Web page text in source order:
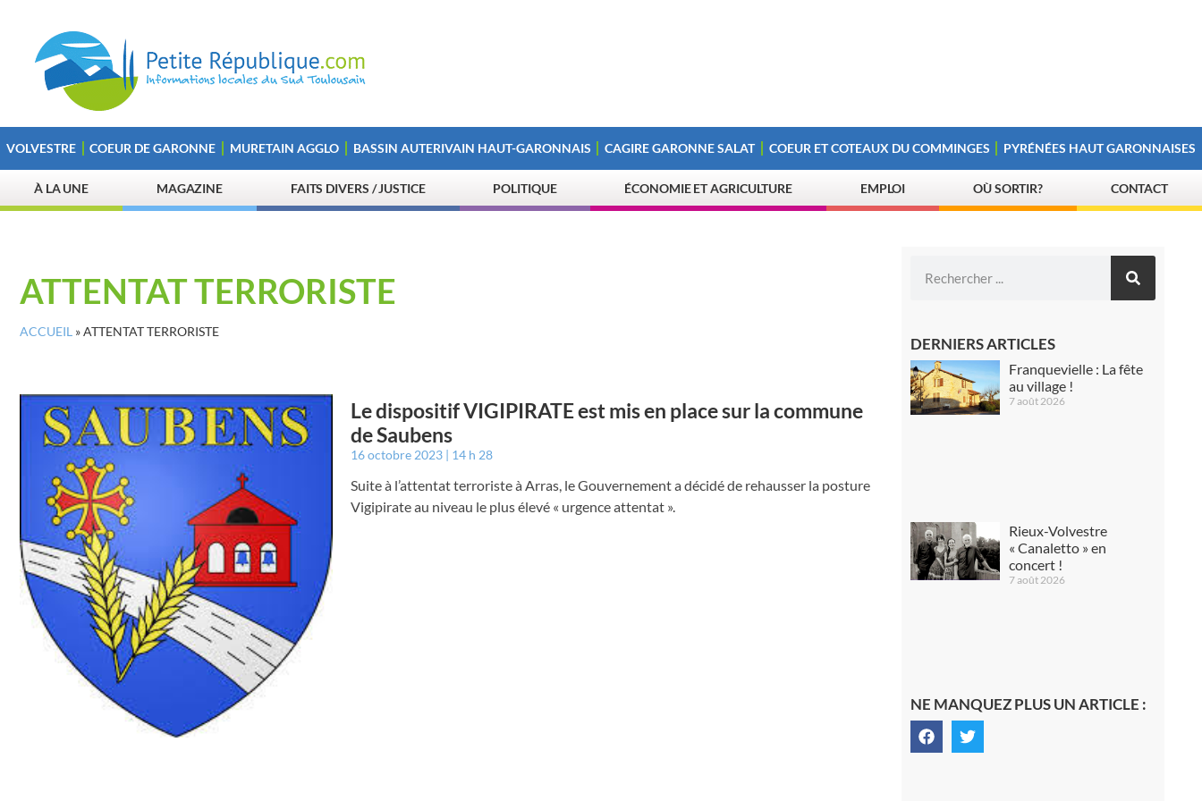
VOLVESTRE COEUR DE GARONNE MURETAIN AGGLO BASSIN AUTERIVAIN HAUT-GARONNAIS CAGIRE GARONNE SALAT COEUR ET COTEAUX DU COMMINGES PYRÉNÉES HAUT GARONNAISES
À LA UNE MAGAZINE FAITS DIVERS / JUSTICE POLITIQUE ÉCONOMIE ET AGRICULTURE EMPLOI OÙ SORTIR? CONTACT
ATTENTAT TERRORISTE
ACCUEIL »ATTENTAT TERRORISTE
Le dispositif VIGIPIRATE est mis en place sur la commune
de Saubens
16 octobre 2023 14 h 28
Suite à l’attentat terroriste à Arras, le Gouvernement a décidé de rehausser la posture
Vigipirate au niveau le plus élevé « urgence attentat ».
DERNIERS ARTICLES
Franquevielle : La fête
au village !
7 août 2026
Rieux-Volvestre
« Canaletto » en
concert !
7 août 2026
NE MANQUEZ PLUS UN ARTICLE :